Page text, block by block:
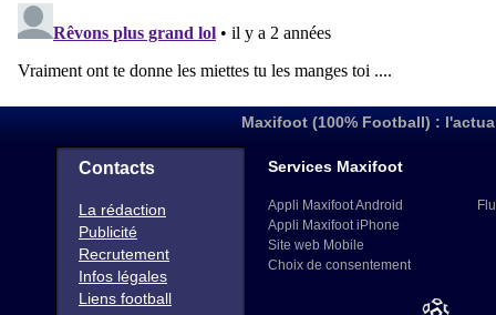
Maxifoot (100% Football) :
Contacts
La rédaction
Publicité
Recrutement
Infos légales
Liens football
Services Maxifoot
Appli Maxifoot Android
Appli Maxifoot iPhone
Site web Mobile
Choix de consentement